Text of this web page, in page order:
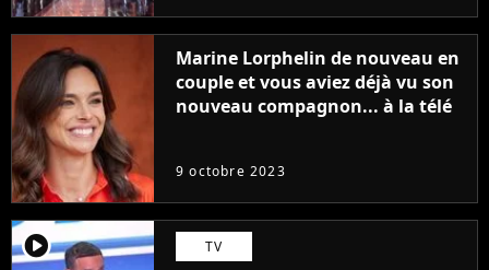
Marine Lorphelin de nouveau en
couple et vous aviez déjà vu son
nouveau compagnon... à la télé
9 octobre 2023
player2 TV